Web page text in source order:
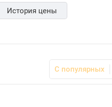
История цены
С популярных